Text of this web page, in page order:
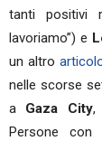
tanti positivi
lavoriamo”) e
un altro
nelle scorse
a Gaza City,
Persone con